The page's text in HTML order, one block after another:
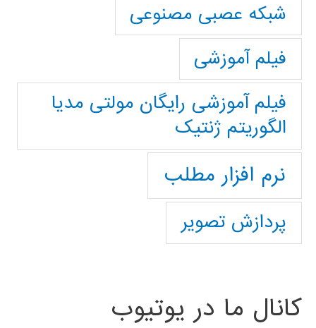
شبکه عصبی مصنوعی
فیلم آموزشی
فیلم آموزشی رایگان مولتی مدیا
الگوریتم ژنتیک
نرم افزار مطلب
پردازش تصویر
کانال ما در یوتیوب